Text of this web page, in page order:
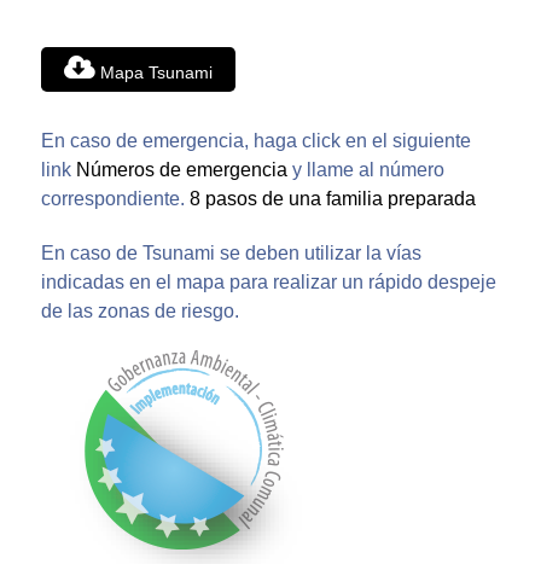
Mapa Tsunami
En caso de emergencia, haga click en el siguiente
link Números de emergencia y llame al número
correspondiente. 8 pasos de una familia preparada
En caso de Tsunami se deben utilizar la vías
indicadas en el mapa para realizar un rápido despeje
de las zonas de riesgo.